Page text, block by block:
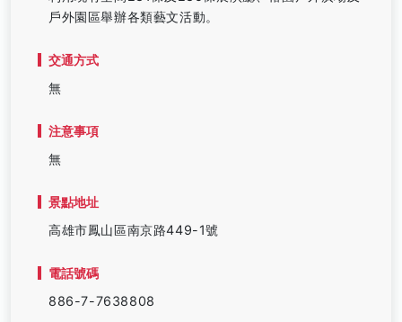
戶外園區舉辦各類藝文活動。
交通方式
無
注意事項
無
景點地址
高雄市鳳山區南京路449-1號
電話號碼
886-7-7638808